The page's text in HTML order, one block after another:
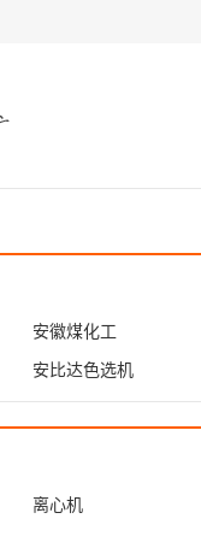
安徽煤化工
安比达色选机
离心机